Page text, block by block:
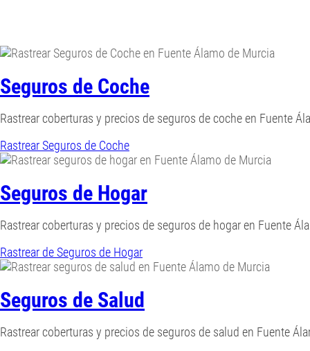
Seguros de Coche
Rastrear coberturas y precios de seguros de coche en Fuente
Rastrear Seguros de Coche
Seguros de Hogar
Rastrear coberturas y precios de seguros de hogar en Fuente
Rastrear de Seguros de Hogar
Seguros de Salud
Rastrear coberturas y precios de seguros de salud en Fuente